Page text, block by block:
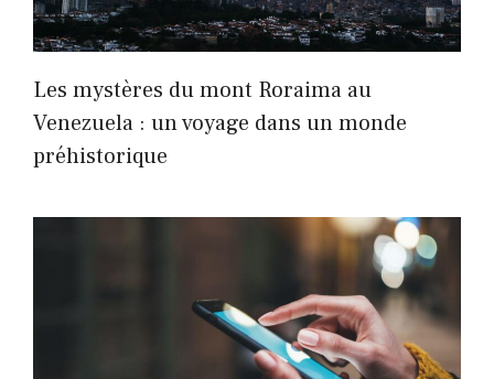
Les mystères du mont Roraima au
Venezuela : un voyage dans un monde
préhistorique